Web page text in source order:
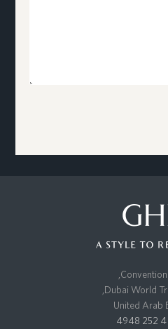
Dubai World
United Arab